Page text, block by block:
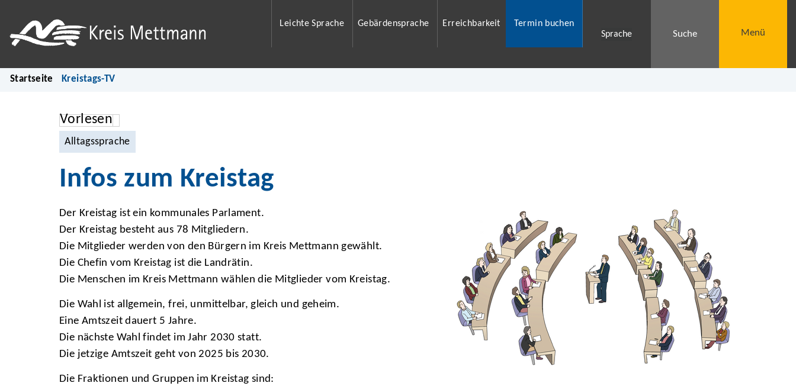
Leichte Sprache Gebärdensprache Erreichbarkeit
Termin buchen
Sprache
Suche Menü
Startseite Kreistags-TV
Vorlesen
Alltagssprache
Infos zum Kreistag
Der Kreistag ist ein kommunales Parlament.
Der Kreistag besteht aus 78 Mitgliedern.
Die Mitglieder werden von den Bürgern im Kreis Mettmann gewählt.
Die Chefin vom Kreistag ist die Landrätin.
Die Menschen im Kreis Mettmann wählen die Mitglieder vom Kreistag.
Die Wahl ist allgemein, frei, unmittelbar, gleich und geheim.
Eine Amtszeit dauert 5 Jahre.
Die nächste Wahl findet im Jahr 2030 statt.
Die jetzige Amtszeit geht von 2025 bis 2030.
Die Fraktionen und Gruppen im Kreistag sind: